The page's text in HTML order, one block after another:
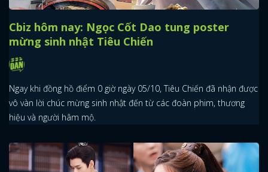
Cbiz hôm nay: Ngọc Cốt Dao tung poster
mừng sinh nhật Tiêu Chiến
Ngay khi đồng hồ điểm 0 giờ ngày 05/10, Tiêu Chiến đã nhận được
vô vàn lời chúc mừng sinh nhật đến từ các đoàn phim, thương
hiệu và người hâm mộ.